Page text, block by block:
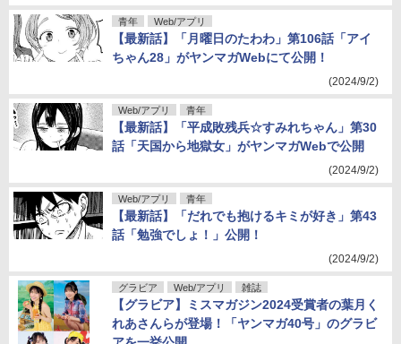
青年 Web/アプリ
【最新話】「月曜日のたわわ」第106話「アイ
ちゃん28」がヤンマガWebにて公開！
(2024/9/2)
Web/アプリ 青年
【最新話】「平成敗残兵☆すみれちゃん」第30
話「天国から地獄女」がヤンマガWebで公開
(2024/9/2)
Web/アプリ 青年
【最新話】「だれでも抱けるキミが好き」第43
話「勉強でしょ！」公開！
(2024/9/2)
グラビア Web/アプリ 雑誌
【グラビア】ミスマガジン2024受賞者の葉月く
れあさんらが登場！「ヤンマガ40号」のグラビ